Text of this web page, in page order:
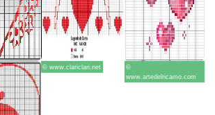
© www.clariclari.net
©
www.artedelricamo.com